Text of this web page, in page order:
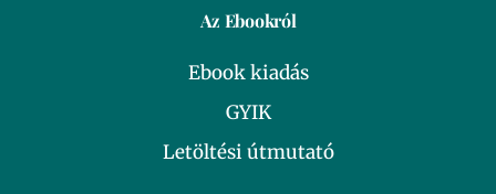
Az Ebookról
Ebook kiadás
GYIK
Letöltési útmutató